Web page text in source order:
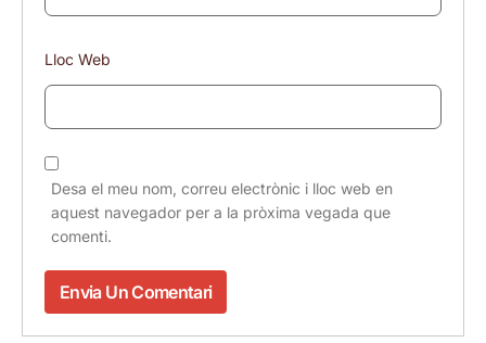
Lloc Web
Desa el meu nom, correu electrònic i lloc web en
aquest navegador per a la pròxima vegada que
comenti.